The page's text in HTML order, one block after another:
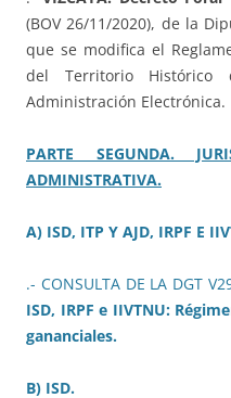
(BOV 26/11/2020), de la
que se modifica el
del Territorio
Administración Electrónica.
PARTE SEGUNDA.
ADMINISTRATIVA.
A) ISD, ITP Y AJD, IRPF E
.- CONSULTA DE LA DGT
ISD, IRPF e IIVTNU:
gananciales.
B) ISD.